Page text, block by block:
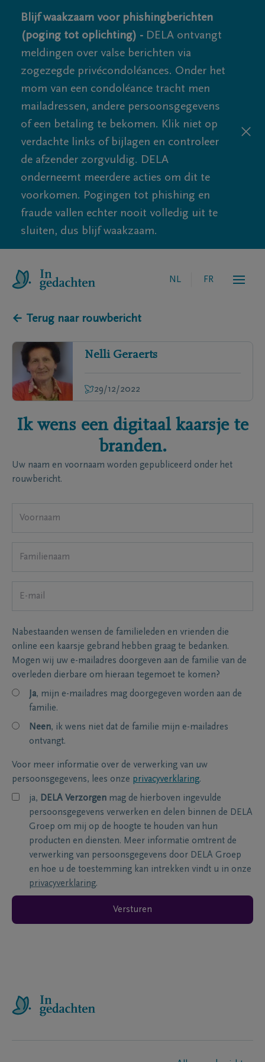
Blijf waakzaam voor phishingberichten
(poging tot oplichting) - DELA ontvangt
meldingen over valse berichten via
zogezegde privécondoléances. Onder het
mom van een condoléance tracht men
mailadressen, andere persoonsgegevens
of een betaling te bekomen. Klik niet op
verdachte links of bijlagen en controleer
de afzender zorgvuldig. DELA
onderneemt meerdere acties om dit te
voorkomen. Pogingen tot phishing en
fraude vallen echter nooit volledig uit te
sluiten, dus blijf waakzaam.
NL FR
← Terug naar rouwbericht
Nelli Geraerts
29/12/2022
Ik wens een digitaal kaarsje te
branden.
Uw naam en voornaam worden gepubliceerd onder het
rouwbericht.
Nabestaanden wensen de familieleden en vrienden die
online een kaarsje gebrand hebben graag te bedanken.
Mogen wij uw e-mailadres doorgeven aan de familie van de
overleden dierbare om hieraan tegemoet te komen?
Ja, mijn e-mailadres mag doorgegeven worden aan de
familie.
Neen, ik wens niet dat de familie mijn e-mailadres
ontvangt.
Voor meer informatie over de verwerking van uw
persoonsgegevens, lees onze privacyverklaring.
ja, DELA Verzorgen mag de hierboven ingevulde
persoonsgegevens verwerken en delen binnen de DELA
Groep om mij op de hoogte te houden van hun
producten en diensten. Meer informatie omtrent de
verwerking van persoonsgegevens door DELA Groep
en hoe u de toestemming kan intrekken vindt u in onze
privacyverklaring.
Versturen